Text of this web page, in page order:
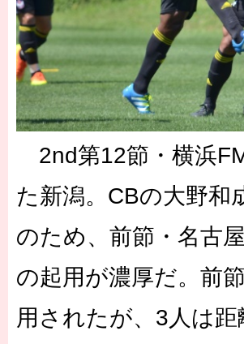
2nd第12節・横浜
た新潟。CBの大野和
のため、前節・名古
の起用が濃厚だ。前
用されたが、3人は